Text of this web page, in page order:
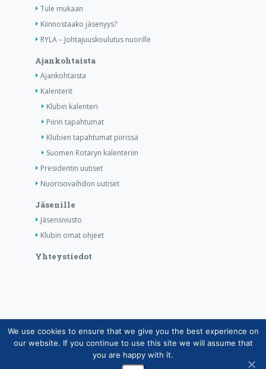
Tule mukaan
Kiinnostaako jäsenyys?
RYLA – Johtajuuskoulutus nuorille
Ajankohtaista
Ajankohtaista
Kalenterit
Klubin kalenteri
Piirin tapahtumat
Klubien tapahtumat piirissä
Suomen Rotaryn kalenteriin
Presidentin uutiset
Nuorisovaihdon uutiset
Jäsenille
Jäsensivusto
Klubin omat ohjeet
Yhteystiedot
Copyright © Suomen Rotarypalvelu ry 2026 |
Jäsentietojärjestelmän tietosuojaseloste|Henkilötietojen
käsittely Rotarytoiminnassa
We use cookies to ensure that we give you the best experience on
our website. If you continue to use this site we will assume that
you are happy with it.